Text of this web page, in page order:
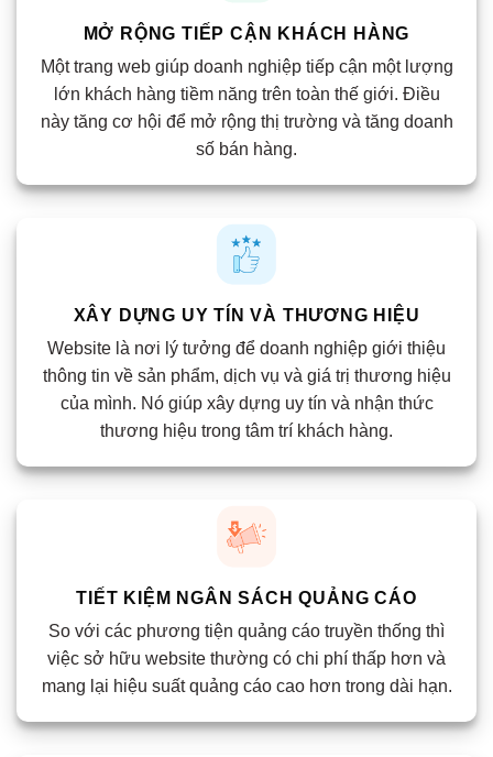
MỞ RỘNG TIẾP CẬN KHÁCH HÀNG
Một trang web giúp doanh nghiệp tiếp cận một lượng
lớn khách hàng tiềm năng trên toàn thế giới. Điều
này tăng cơ hội để mở rộng thị trường và tăng doanh
số bán hàng.
XÂY DỰNG UY TÍN VÀ THƯƠNG HIỆU
Website là nơi lý tưởng để doanh nghiệp giới thiệu
thông tin về sản phẩm, dịch vụ và giá trị thương hiệu
của mình. Nó giúp xây dựng uy tín và nhận thức
thương hiệu trong tâm trí khách hàng.
TIẾT KIỆM NGÂN SÁCH QUẢNG CÁO
So với các phương tiện quảng cáo truyền thống thì
việc sở hữu website thường có chi phí thấp hơn và
mang lại hiệu suất quảng cáo cao hơn trong dài hạn.